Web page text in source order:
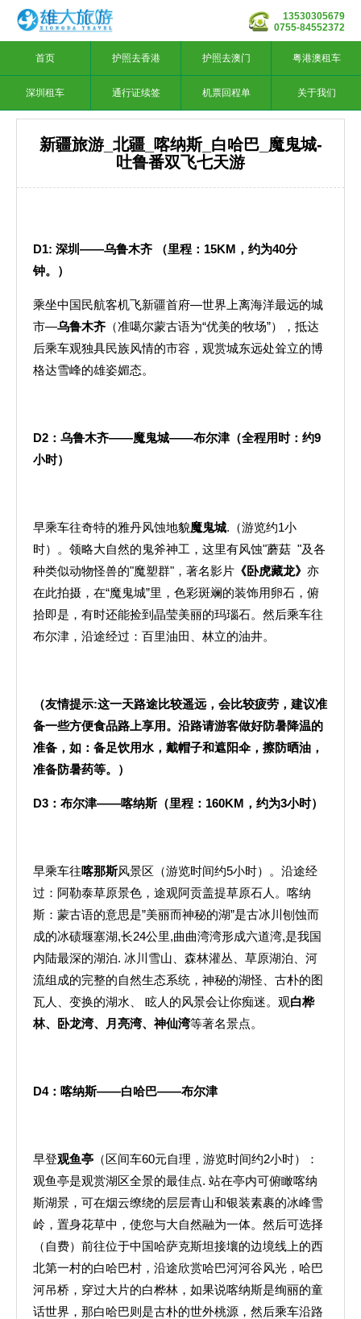
13530305679
0755-84552372
首页 护照去香港 护照去澳门 粤港澳租车
深圳租车 通行证续签 机票回程单 关于我们
新疆旅游_北疆_喀纳斯_白哈巴_魔鬼城-
吐鲁番双飞七天游
D1: 深圳——乌鲁木齐 （里程： 15KM ，约为40分
钟。）
乘坐中国民航客机飞新疆首府—世界上离海洋最远的城
市—乌鲁木齐 （准噶尔蒙古语为“优美的牧场”），抵达
后乘车观独具民族风情的市容，观赏城东远处耸立的博
格达雪峰的雄姿媚态。
D2 ：乌鲁木齐——魔鬼城——布尔津（全程用时：约9
小时）
早乘车往奇特的雅丹风蚀地貌魔鬼城.（游览约1小
时）。领略大自然的鬼斧神工，这里有风蚀"蘑菇 "及各
种类似动物怪兽的"魔塑群"，著名影片 《卧虎藏龙》 亦
在此拍摄，在“魔鬼城”里，色彩斑斓的装饰用卵石，俯
拾即是，有时还能捡到晶莹美丽的玛瑙石。然后乘车往
布尔津，沿途经过：百里油田、林立的油井。
（友情提示:这一天路途比较遥远，会比较疲劳，建议准
备一些方便食品路上享用。沿路请游客做好防暑降温的
准备，如：备足饮用水，戴帽子和遮阳伞，擦防晒油，
准备防暑药等。）
D3 ：布尔津——喀纳斯（里程： 160KM ，约为3小时）
早乘车往喀那斯风景区（游览时间约5小时）。沿途经
过：阿勒泰草原景色，途观阿贡盖提草原石人。喀纳
斯：蒙古语的意思是”美丽而神秘的湖”是古冰川刨蚀而
成的冰碛堰塞湖,长24公里,曲曲湾湾形成六道湾,是我国
内陆最深的湖泊. 冰川雪山、森林灌丛、草原湖泊、河
流组成的完整的自然生态系统，神秘的湖怪、古朴的图
瓦人、变换的湖水、 眩人的风景会让你痴迷。观白桦
林、卧龙湾、月亮湾、神仙湾等著名景点。
D4：喀纳斯——白哈巴——布尔津
早登观鱼亭 （区间车60元自理，游览时间约2小时）：
观鱼亭是观赏湖区全景的最佳点. 站在亭内可俯瞰喀纳
斯湖景，可在烟云缭绕的层层青山和银装素裹的冰峰雪
岭，置身花草中，使您与大自然融为一体。然后可选择
（自费）前往位于中国哈萨克斯坦接壤的边境线上的西
北第一村的白哈巴村，沿途欣赏哈巴河河谷风光，哈巴
河吊桥，穿过大片的白桦林，如果说喀纳斯是绚丽的童
话世界，那白哈巴则是古朴的世外桃源，然后乘车沿路